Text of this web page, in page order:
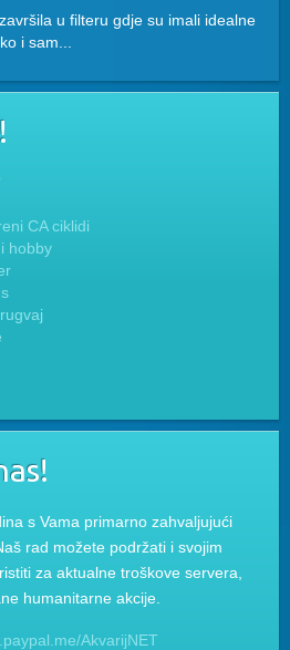
u filteru gdje su imali idealne
i sam...
CA ciklidi
hobby
s Vama primarno zahvaljujući
rad možete podržati i svojim
za aktualne troškove servera,
humanitarne akcije.
AkvarijNET